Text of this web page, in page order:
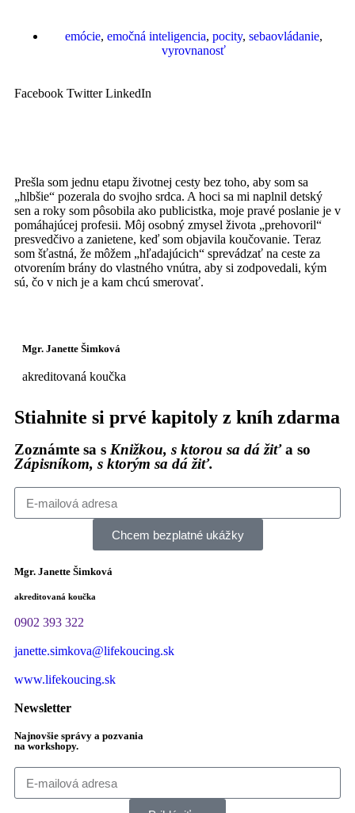
emócie, emočná inteligencia, pocity, sebaovládanie,
vyrovnanosť
Facebook Twitter LinkedIn
Prešla som jednu etapu životnej cesty bez toho, aby som sa
„hlbšie“ pozerala do svojho srdca. A hoci sa mi naplnil detský
sen a roky som pôsobila ako publicistka, moje pravé poslanie je v
pomáhajúcej profesii. Môj osobný zmysel života „prehovoril“
presvedčivo a zanietene, keď som objavila koučovanie. Teraz
som šťastná, že môžem „hľadajúcich“ sprevádzať na ceste za
otvorením brány do vlastného vnútra, aby si zodpovedali, kým
sú, čo v nich je a kam chcú smerovať.
Mgr. Janette Šimková
akreditovaná koučka
Stiahnite si prvé kapitoly z kníh zdarma
Zoznámte sa s Knižkou, s ktorou sa dá žiťa so
Zápisníkom, s ktorým sa dá žiť.
Chcem bezplatné ukážky
Mgr. Janette Šimková
akreditovaná koučka
0902 393 322
janette.simkova@lifekoucing.sk
www.lifekoucing.sk
Newsletter
Najnovšie správy a pozvania
na workshopy.